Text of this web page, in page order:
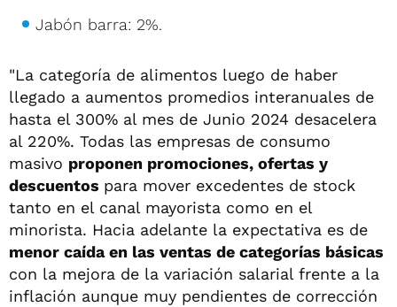
Jabón barra: 2%.
"La categoría de alimentos luego de haber
llegado a aumentos promedios interanuales de
hasta el 300% al mes de Junio 2024 desacelera
al 220%. Todas las empresas de consumo
masivo proponen promociones, ofertas y
descuentos para mover excedentes de stock
tanto en el canal mayorista como en el
minorista. Hacia adelante la expectativa es de
menor caída en las ventas de categorías básicas
con la mejora de la variación salarial frente a la
inflación aunque muy pendientes de corrección